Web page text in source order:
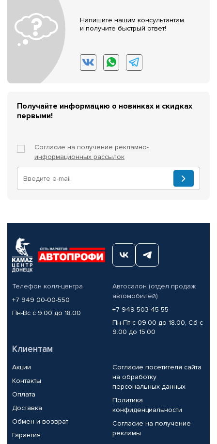
Напишите нашим консультантам
и получите быстрый ответ!
Получайте информацию о новинках и скидках
первыми!
Согласие на получение рекламно-
информационных рассылок
Телефон колл-центра
+7 949 00-00-550
Пн-Вс с 9.00 до 18.00
Автосалон (отдел продаж
автомобилей)
+7 949 503-45-55
Пн-Пт с 09.00 до 18.00, Сб с
9.00 до 15.00
Клиентам
Акции
Контакты
Оплата
Доставка
Обмен и возврат
Гарантия
Согласие посетителя сайта
на обработку
персональных данных
Политика
конфиденциальности
Согласие на получение
рекламы